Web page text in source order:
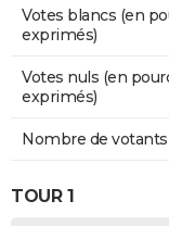
Votes blancs (en
exprimés)
Votes nuls (en
exprimés)
Nombre de votants
TOUR 1